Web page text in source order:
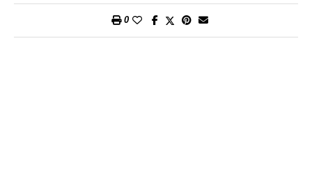
d’incendio o di lesioni.
0